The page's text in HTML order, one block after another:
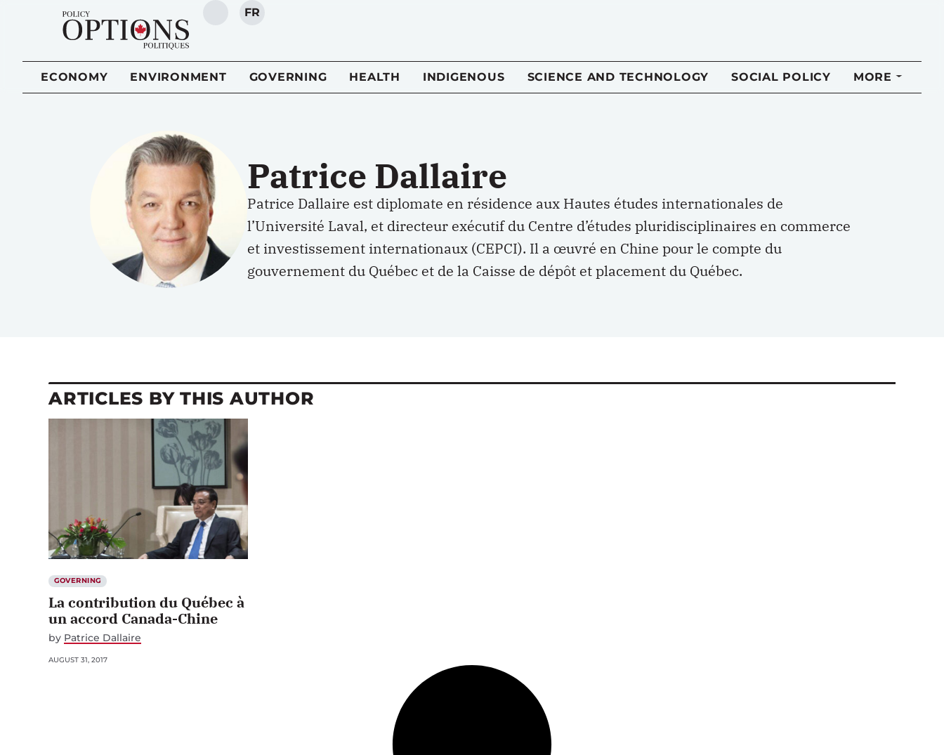
SEARCH
FR
ECONOMY ENVIRONMENT GOVERNING HEALTH INDIGENOUS SCIENCE AND TECHNOLOGY SOCIAL POLICY MORE
Patrice Dallaire
Patrice Dallaire est diplomate en résidence aux Hautes études internationales de
l’Université Laval, et directeur exécutif du Centre d’études pluridisciplinaires en commerce
et investissement internationaux (CEPCI). Il a œuvré en Chine pour le compte du
gouvernement du Québec et de la Caisse de dépôt et placement du Québec.
ARTICLES BY THIS AUTHOR
GOVERNING
La contribution du Québec à
un accord Canada-Chine
by Patrice Dallaire
AUGUST 31, 2017